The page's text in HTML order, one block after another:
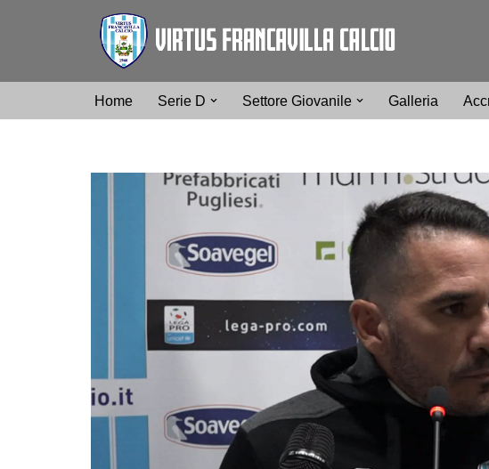
Home Serie D Settore Giovanile Galleria